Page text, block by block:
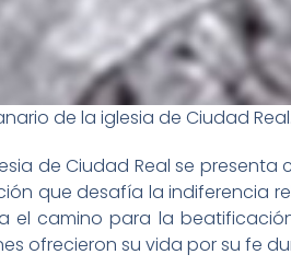
de la iglesia de Ciudad
de Ciudad Real se
que desafía la indiferencia
el camino para la
ofrecieron su vida por su fe